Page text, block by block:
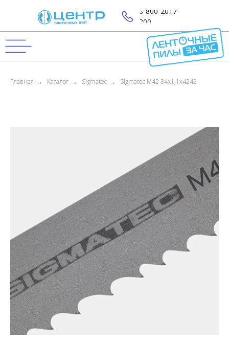
8-800-2017-
800
Главная → Каталог → Sigmatec → Sigmatec M42 34x1,1x4242